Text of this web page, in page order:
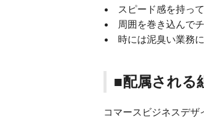
スピード感を持っ
周囲を巻き込んで
時には泥臭い業務
■配属される
コマースビジネスデ